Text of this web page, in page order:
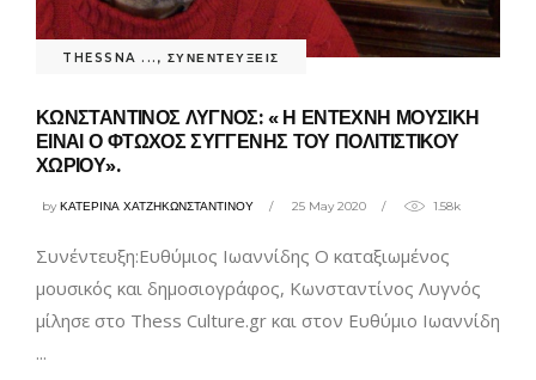
THESSNA ... , ΣΥΝΕΝΤΕΥΞΕΙΣ
ΚΩΝΣΤΑΝΤΙΝΟΣ ΛΥΓΝΟΣ: « Η ΕΝΤΕΧΝΗ ΜΟΥΣΙΚΗ
ΕΙΝΑΙ Ο ΦΤΩΧΟΣ ΣΥΓΓΕΝΗΣ ΤΟΥ ΠΟΛΙΤΙΣΤΙΚΟΥ
ΧΩΡΙΟΥ».
byΚΑΤΕΡΙΝΑ ΧΑΤΖΗΚΩΝΣΤΑΝΤΙΝΟΥ 25 May 2020 1.58k
Συνέντευξη:Ευθύμιος Ιωαννίδης Ο καταξιωμένος
μουσικός και δημοσιογράφος, Κωνσταντίνος Λυγνός
μίλησε στο Thess Culture.gr και στον Ευθύμιο Ιωαννίδη